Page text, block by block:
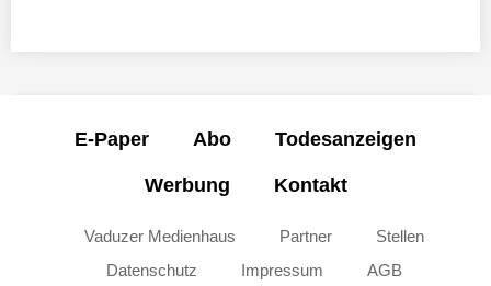
E-Paper Abo Todesanzeigen
Werbung Kontakt
Vaduzer Medienhaus Partner
Stellen
Datenschutz
Impressum AGB